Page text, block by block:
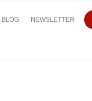
BLOG NEWSLETTER